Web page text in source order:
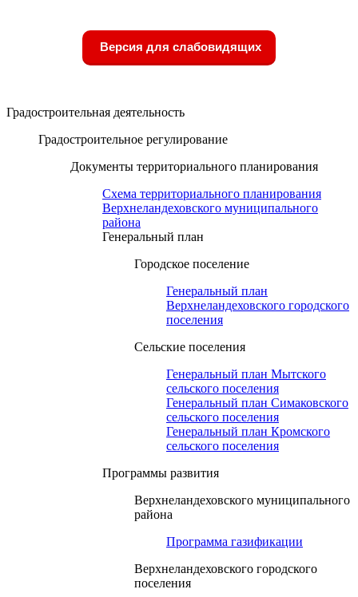
Версия для слабовидящих
Градостроительная деятельность
Градостроительное регулирование
Документы территориального планирования
Схема территориального планирования
Верхнеландеховского муниципального
района
Генеральный план
Городское поселение
Генеральный план
Верхнеландеховского городского
поселения
Сельские поселения
Генеральный план Мытского
сельского поселения
Генеральный план Симаковского
сельского поселения
Генеральный план Кромского
сельского поселения
Программы развития
Верхнеландеховского муниципального
района
Программа газификации
Верхнеландеховского городского
поселения